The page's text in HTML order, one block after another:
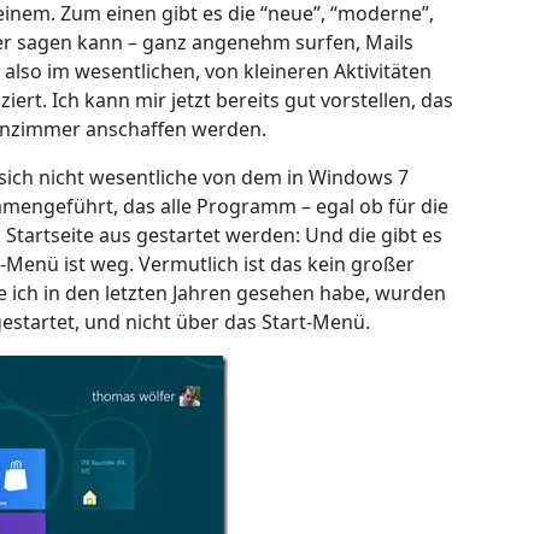
Zum einen gibt es die “neue”, “moderne”,
sagen kann – ganz angenehm surfen, Mails
im wesentlichen, von kleineren Aktivitäten
Ich kann mir jetzt bereits gut vorstellen, das
anschaffen werden.
nicht wesentliche von dem in Windows 7
das alle Programm – egal ob für die
aus gestartet werden: Und die gibt es
Menü ist weg. Vermutlich ist das kein großer
in den letzten Jahren gesehen habe, wurden
und nicht über das Start-Menü.